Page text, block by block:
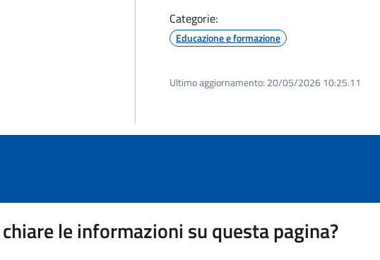
Categorie:
Educazione e formazione
Ultimo aggiornamento: 20/05/2026 10:25.11
le informazioni su questa pagina?